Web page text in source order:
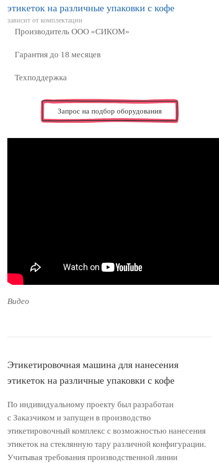
этикеток на различные упаковки с кофе
зависит от комплектации
Производитель ООО «СИКОМ»
Гарантия до 18 месяцев
Техподдержка
Запрос на подбор оборудования
Видео
Этикетировочная машина для нанесения
этикеток на различные упаковки с кофе
По индивидуальному проекту был разработан
с Заказчиком и запущен в производство
этикетировочный комплекс с возможностью нанесения
этикеток на стеклянную тару различной конфигурации.
Учитывая требования производственной линии